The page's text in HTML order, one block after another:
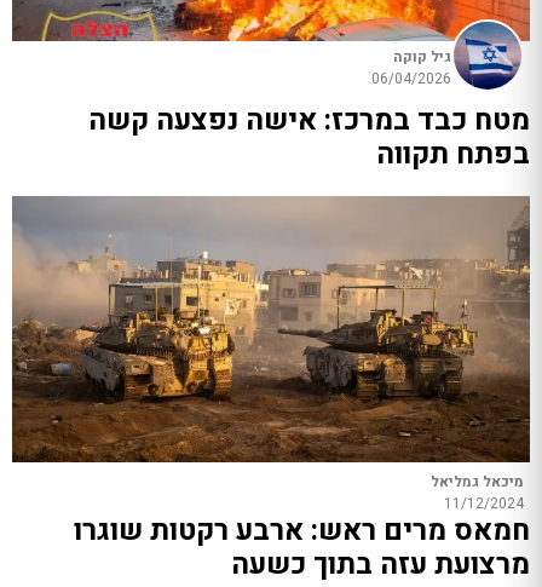
גיל קוקה
06/04/2026
מטח כבד במרכז: אישה נפצעה קשה
בפתח תקווה
מיכאל גמליאל
11/12/2024
חמאס מרים ראש: ארבע רקטות שוגרו
מרצועת עזה בתוך כשעה